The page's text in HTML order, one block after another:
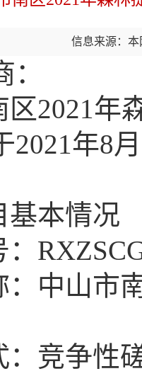
信息来源：本
2021年
2021年8
本情况
中山市南
竞争性